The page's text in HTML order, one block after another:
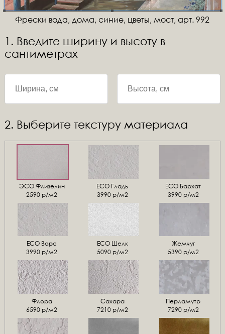
Фрески вода, дома, синие, цветы, мост, арт. 992
1. Введите ширину и высоту в
сантиметрах
2. Выберите текстуру материала
ЭСО Флизелин
2590 р/м2
ЕСО Гладь
3990 р/м2
ECO Бархат
3990 р/м2
ЕСО Ворс
3990 р/м2
ЕСО Шелк
5090 р/м2
Жемчуг
5390 р/м2
Флора
6590 р/м2
Сахара
7210 р/м2
Перламутр
7290 р/м2